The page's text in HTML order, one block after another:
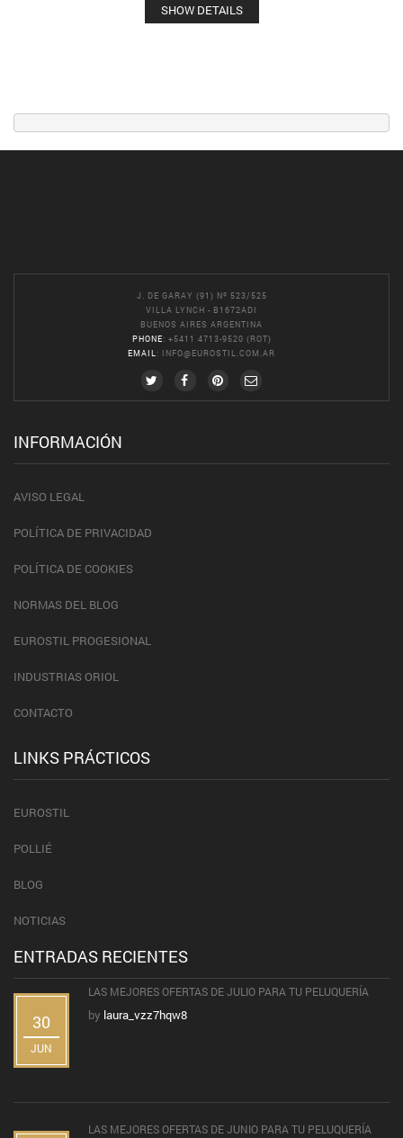
SHOW DETAILS
J. DE GARAY (91) Nº 523/525
VILLA LYNCH - B1672ADI
BUENOS AIRES ARGENTINA
PHONE: +5411 4713-9520 (ROT)
EMAIL : INFO@EUROSTIL.COM.AR
INFORMACIÓN
AVISO LEGAL
POLÍTICA DE PRIVACIDAD
POLÍTICA DE COOKIES
NORMAS DEL BLOG
EUROSTIL PROGESIONAL
INDUSTRIAS ORIOL
CONTACTO
LINKS PRÁCTICOS
EUROSTIL
POLLIÉ
BLOG
NOTICIAS
ENTRADAS RECIENTES
30
JUN
LAS MEJORES OFERTAS DE JULIO PARA TU PELUQUERÍA
by laura_vzz7hqw8
LAS MEJORES OFERTAS DE JUNIO PARA TU PELUQUERÍA